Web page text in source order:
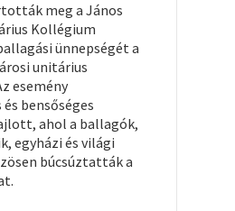
meg a János
Kollégium
ünnepségét a
unitárius
esemény
bensőséges
ahol a ballagók,
egyházi és világi
búcsúztatták a